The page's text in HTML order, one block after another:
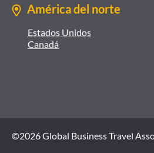
América del norte
Estados Unidos
Canadá
©2026 Global Business Travel